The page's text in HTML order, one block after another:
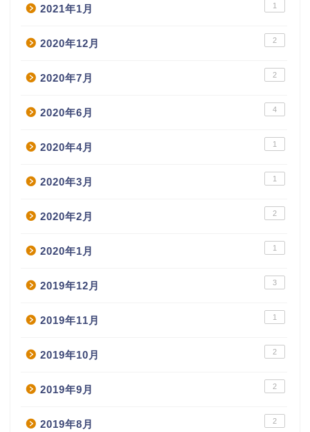
2021年1月 1
2020年12月 2
2020年7月 2
2020年6月 4
2020年4月 1
2020年3月 1
2020年2月 2
2020年1月 1
2019年12月 3
2019年11月 1
2019年10月 2
2019年9月 2
2019年8月 2